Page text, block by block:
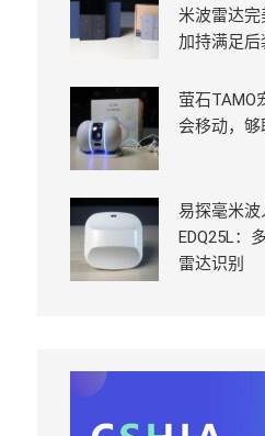
米波雷达完
加持满足后
萤石TAMO
会移动，够
易探毫米
EDQ25L：
雷达识别